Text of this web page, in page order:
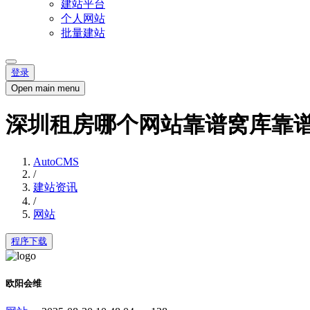
建站平台
个人网站
批量建站
登录
Open main menu
深圳租房哪个网站靠谱窝库靠
AutoCMS
/
建站资讯
/
网站
程序下载
欧阳会维